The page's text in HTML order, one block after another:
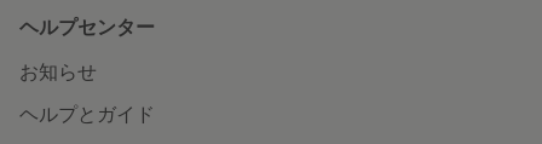
ヘルプセンター
お知らせ
ヘルプとガイド